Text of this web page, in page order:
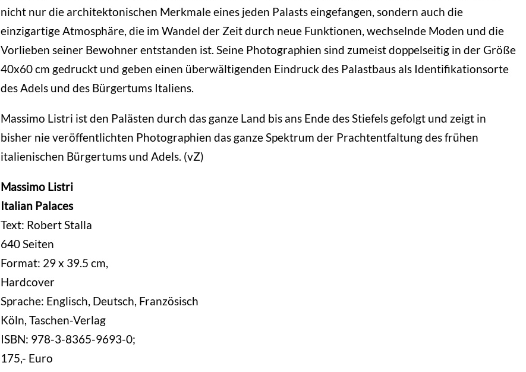
nicht nur die architektonischen Merkmale eines jeden Palasts eingefangen, sondern auch die
einzigartige Atmosphäre, die im Wandel der Zeit durch neue Funktionen, wechselnde Moden und die
Vorlieben seiner Bewohner entstanden ist. Seine Photographien sind zumeist doppelseitig in der Größe
40x60 cm gedruckt und geben einen überwältigenden Eindruck des Palastbaus als Identifikationsorte
des Adels und des Bürgertums Italiens.
Massimo Listri ist den Palästen durch das ganze Land bis ans Ende des Stiefels gefolgt und zeigt in
bisher nie veröffentlichten Photographien das ganze Spektrum der Prachtentfaltung des frühen
italienischen Bürgertums und Adels. (vZ)
Massimo Listri
Italian Palaces
Text: Robert Stalla
640 Seiten
Format: 29 x 39.5 cm,
Hardcover
Sprache: Englisch, Deutsch, Französisch
Köln, Taschen-Verlag
ISBN: 978-3-8365-9693-0;
175,- Euro